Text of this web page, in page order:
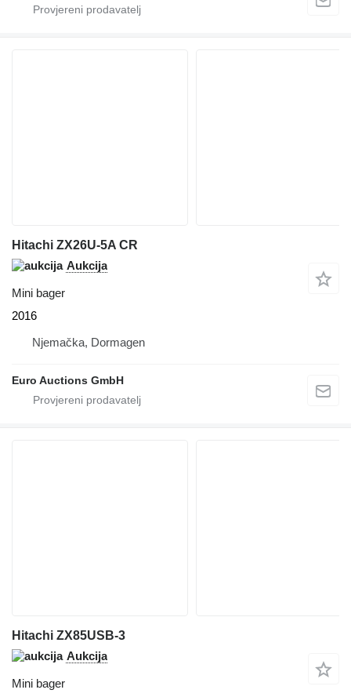
Hitachi ZX26U-5A CR
Aukcija
Mini bager
2016
Njemačka, Dormagen
Euro Auctions GmbH
Hitachi ZX85USB-3
Aukcija
Mini bager